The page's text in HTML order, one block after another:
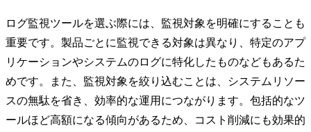
ログ監視ツールを選ぶ際には、監視対象を明確にすることも
重要です。製品ごとに監視できる対象は異なり、特定のアプ
リケーションやシステムのログに特化したものなどもあるた
めです。また、監視対象を絞り込むことは、システムリソー
スの無駄を省き、効率的な運用につながります。包括的なツ
ールほど高額になる傾向があるため、コスト削減にも効果的